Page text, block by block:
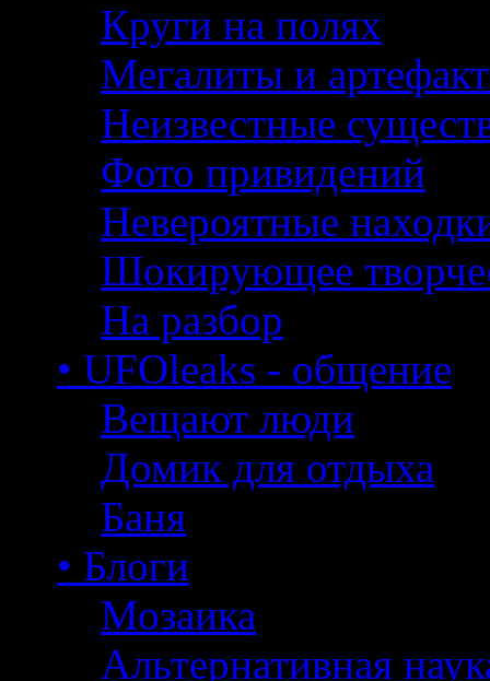
Круги на полях
Мегалиты и
Неизвестные
Фото привидений
Невероятные
Шокирующее
На разбор
• UFOleaks - общение
Вещают люди
Домик для отдыха
Баня
• Блоги
Мозаика
Альтернативная